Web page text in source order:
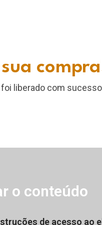
foi liberado com
o conteúdo
de acesso ao